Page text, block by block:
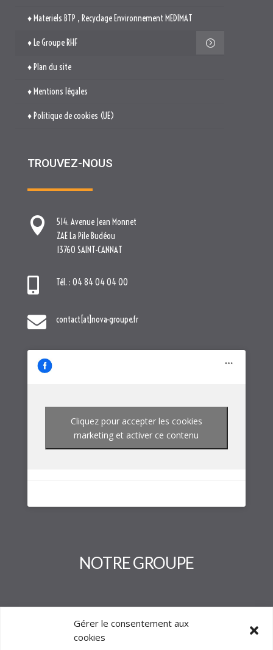
Gérer le consentement aux
cookies
♦ Materiels BTP , Recyclage Environnement MEDIMAT
♦ Le Groupe RHF
♦ Plan du site
♦ Mentions légales
♦ Politique de cookies (UE)
TROUVEZ-NOUS

514. Avenue Jean Monnet
ZAE La Pile Budéou
13760 SAINT-CANNAT
 Tél. : 04 84 04 04 00
 contact[at]nova-groupe.fr
Cliquez pour accepter les cookies
marketing et activer ce contenu
NOTRE GROUPE